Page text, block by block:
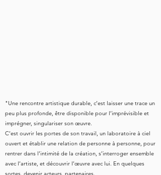
"Une rencontre artistique durable, c’est laisser une trace un
peu plus profonde, être disponible pour l’imprévisible et
imprégner, singulariser son œuvre.
C’est ouvrir les portes de son travail, un laboratoire à ciel
ouvert et établir une relation de personne à personne, pour
rentrer dans l’intimité de la création, s’interroger ensemble
avec l’artiste, et découvrir l’œuvre avec lui. En quelques
sortes, devenir acteurs, partenaires.